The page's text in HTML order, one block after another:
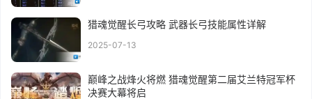
猎魂觉醒长弓攻略 武器长弓技能属性详解
2025-07-13
巅峰之战烽火将燃 猎魂觉醒第二届艾兰特冠军杯
决赛大幕将启